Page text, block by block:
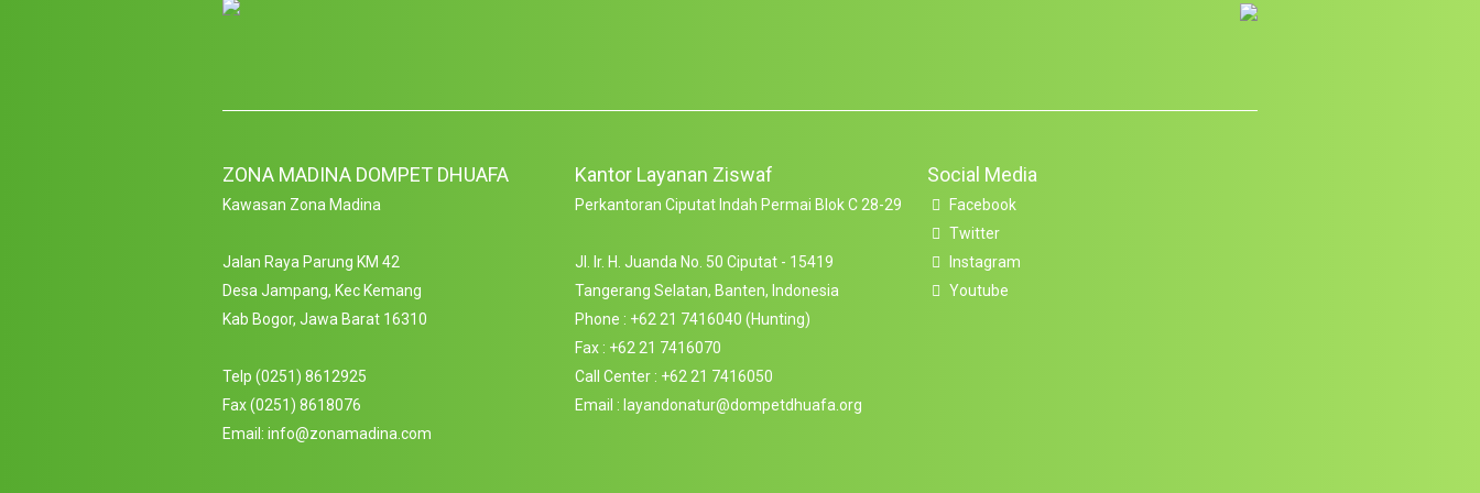
ZONA MADINA DOMPET DHUAFA
Kawasan Zona Madina
Jalan Raya Parung KM 42
Desa Jampang, Kec Kemang
Kab Bogor, Jawa Barat 16310
Telp (0251) 8612925
Fax (0251) 8618076
Email: info@zonamadina.com
Kantor Layanan Ziswaf
Perkantoran Ciputat Indah Permai Blok C 28-29
Jl. Ir. H. Juanda No. 50 Ciputat - 15419
Tangerang Selatan, Banten, Indonesia
Phone : +62 21 7416040 (Hunting)
Fax : +62 21 7416070
Call Center : +62 21 7416050
Email : layandonatur@dompetdhuafa.org
Social Media
Facebook
Twitter
Instagram
Youtube